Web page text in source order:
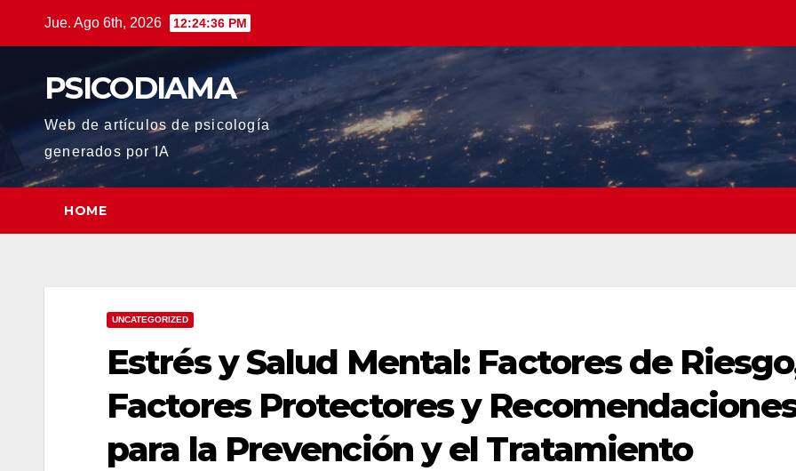
Jue. Ago 6th, 2026 12:24:37 PM
PSICODIAMA
Web de artículos de psicología
generados por IA
HOME
UNCATEGORIZED
Estrés y Salud Mental: Factores de
Factores Protectores y
para la Prevención y el Tratamiento